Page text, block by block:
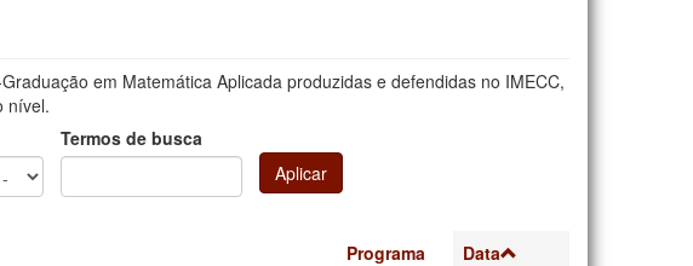
em Matemática Aplicada produzidas e defendidas no IMECC,
nível.
Termos de busca
Aplicar
Programa
Data